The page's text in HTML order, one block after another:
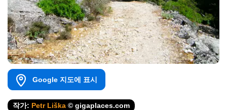
Google 지도에 표시
작가: Petr Liška © gigaplaces.com